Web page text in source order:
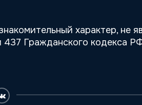
характер, не
437 Гражданского кодекса